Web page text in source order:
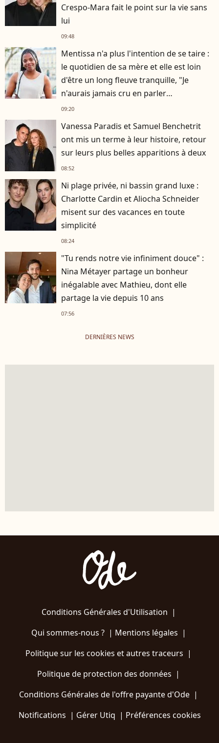
Crespo-Mara fait le point sur la vie sans
lui
09:48
Mentissa n'a plus l'intention de se taire :
le quotidien de sa mère et elle est loin
d'être un long fleuve tranquille, "Je
n'aurais jamais cru en parler
publiquement"
09:20
Vanessa Paradis et Samuel Benchetrit
ont mis un terme à leur histoire, retour
sur leurs plus belles apparitions à deux
08:52
Ni plage privée, ni bassin grand luxe :
Charlotte Cardin et Aliocha Schneider
misent sur des vacances en toute
simplicité
08:24
"Tu rends notre vie infiniment douce" :
Nina Métayer partage un bonheur
inégalable avec Mathieu, dont elle
partage la vie depuis 10 ans
07:56
DERNIÈRES NEWS
Conditions Générales d'Utilisation |
Qui sommes-nous ?| Mentions légales |
Politique sur les cookies et autres traceurs |
Politique de protection des données |
Conditions Générales de l'offre payante d'Ode |
Notifications | Gérer Utiq | Préférences cookies